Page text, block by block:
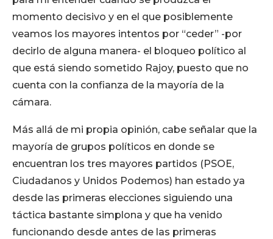
momento decisivo y en el que posiblemente
veamos los mayores intentos por “ceder” -por
decirlo de alguna manera- el bloqueo político al
que está siendo sometido Rajoy, puesto que no
cuenta con la confianza de la mayoría de la
cámara.
Más allá de mi propia opinión, cabe señalar que la
mayoría de grupos políticos en donde se
encuentran los tres mayores partidos (PSOE,
Ciudadanos y Unidos Podemos) han estado ya
desde las primeras elecciones siguiendo una
táctica bastante simplona y que ha venido
funcionando desde antes de las primeras